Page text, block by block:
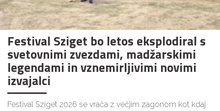
Festival Sziget bo letos eksplodiral s
svetovnimi zvezdami, madžarskimi
legendami in vznemirljivimi novimi
izvajalci
Festival Sziget 2026 se vrača z večjim zagonom kot kdaj